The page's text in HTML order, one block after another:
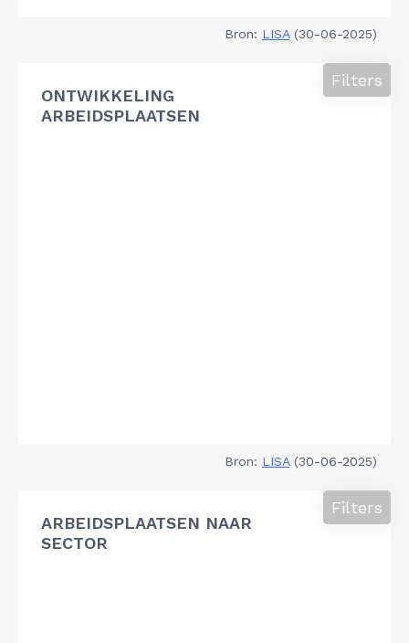
Bron: LISA(30-06-2025)
ONTWIKKELING
ARBEIDSPLAATSEN
Filters
Bron: LISA(30-06-2025)
ARBEIDSPLAATSEN NAAR
SECTOR
Filters